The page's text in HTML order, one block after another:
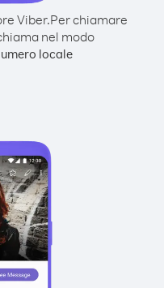
Viber.Per chiamare
nel modo
locale